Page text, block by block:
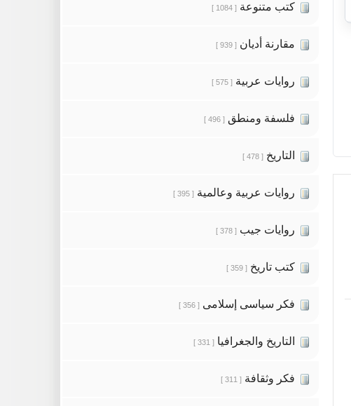
كتب متنوعة [ 1084 ]
مقارنة أديان [ 939 ]
روايات عربية [ 575 ]
فلسفة ومنطق [ 496 ]
التاريخ [ 478 ]
روايات عربية وعالمية [ 395 ]
روايات جيب [ 378 ]
كتب تاريخ [ 359 ]
فكر سياسى إسلامى [ 356 ]
التاريخ والجغرافيا [ 331 ]
فكر وثقافة [ 311 ]